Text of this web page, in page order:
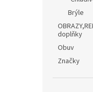
Brýle
doplňky
Obuv
Značky